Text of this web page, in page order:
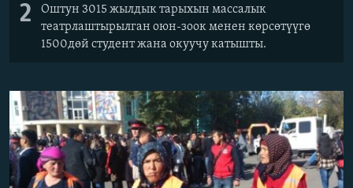
2
Оштун 3015 жылдык тарыхын массалык
театрлаштырылган оюн-зоок менен көрсөтүүгө
1500дөй студент жана окуучу катышты.